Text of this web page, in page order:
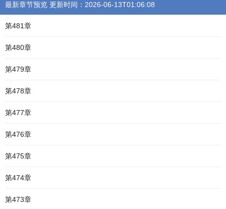
最新章节预览 更新时间：2026-06-13T01:06:08
第481章
第480章
第479章
第478章
第477章
第476章
第475章
第474章
第473章